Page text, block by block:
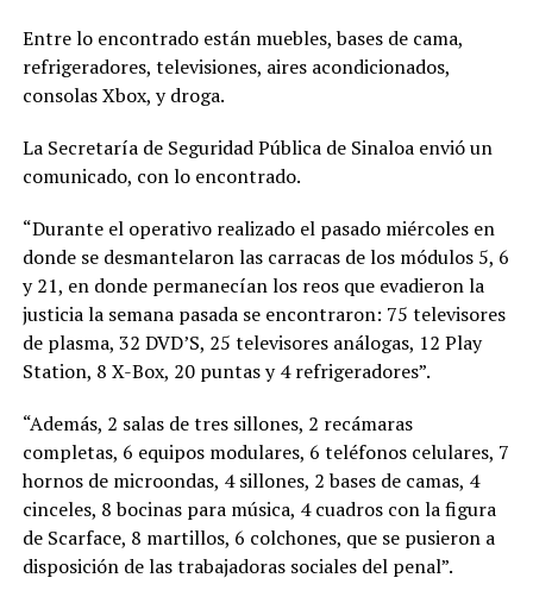
Entre lo encontrado están muebles, bases de cama,
refrigeradores, televisiones, aires acondicionados,
consolas Xbox, y droga.
La Secretaría de Seguridad Pública de Sinaloa envió un
comunicado, con lo encontrado.
“Durante el operativo realizado el pasado miércoles en
donde se desmantelaron las carracas de los módulos 5, 6
y 21, en donde permanecían los reos que evadieron la
justicia la semana pasada se encontraron: 75 televisores
de plasma, 32 DVD’S, 25 televisores análogas, 12 Play
Station, 8 X-Box, 20 puntas y 4 refrigeradores”.
“Además, 2 salas de tres sillones, 2 recámaras
completas, 6 equipos modulares, 6 teléfonos celulares, 7
hornos de microondas, 4 sillones, 2 bases de camas, 4
cinceles, 8 bocinas para música, 4 cuadros con la figura
de Scarface, 8 martillos, 6 colchones, que se pusieron a
disposición de las trabajadoras sociales del penal”.